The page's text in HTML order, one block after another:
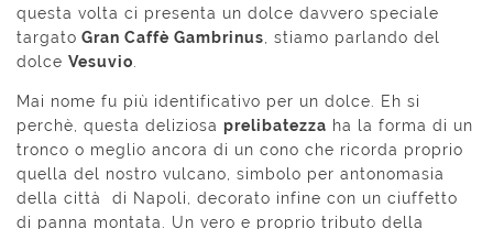
questa volta ci presenta un dolce davvero speciale
targato Gran Caffè Gambrinus , stiamo parlando del
dolce Vesuvio
Mai nome fu più identificativo per un dolce. Eh si
perchè, questa deliziosa prelibatezza ha la forma di un
tronco o meglio ancora di un cono che ricorda proprio
quella del nostro vulcano, simbolo per antonomasia
della città di Napoli, decorato infine con un ciuffetto
di panna montata. Un vero e proprio tributo della